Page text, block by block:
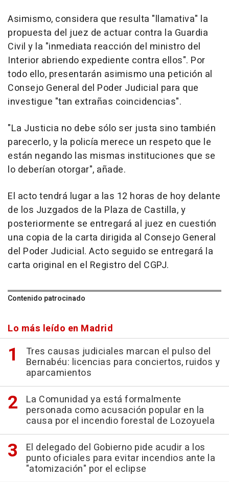
Asimismo, considera que resulta "llamativa" la
propuesta del juez de actuar contra la Guardia
Civil y la "inmediata reacción del ministro del
Interior abriendo expediente contra ellos". Por
todo ello, presentarán asimismo una petición al
Consejo General del Poder Judicial para que
investigue "tan extrañas coincidencias".
"La Justicia no debe sólo ser justa sino también
parecerlo, y la policía merece un respeto que le
están negando las mismas instituciones que se
lo deberían otorgar", añade.
El acto tendrá lugar a las 12 horas de hoy delante
de los Juzgados de la Plaza de Castilla, y
posteriormente se entregará al juez en cuestión
una copia de la carta dirigida al Consejo General
del Poder Judicial. Acto seguido se entregará la
carta original en el Registro del CGPJ.
Contenido patrocinado
Lo más leído en Madrid
Tres causas judiciales marcan el pulso del
Bernabéu: licencias para conciertos, ruidos y
aparcamientos
La Comunidad ya está formalmente
personada como acusación popular en la
causa por el incendio forestal de Lozoyuela
El delegado del Gobierno pide acudir a los
punto oficiales para evitar incendios ante la
"atomización" por el eclipse